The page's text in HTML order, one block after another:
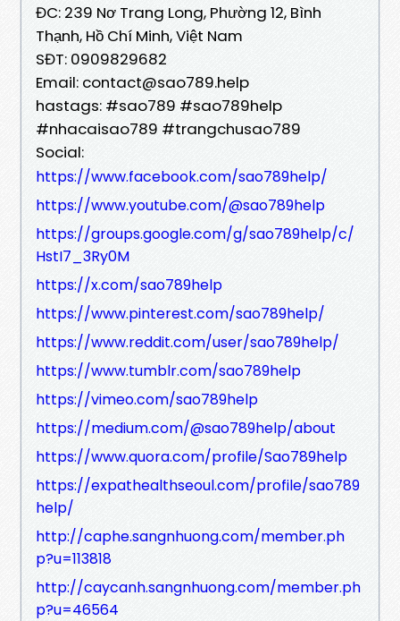
ĐC: 239 Nơ Trang Long, Phường 12, Bình
Thạnh, Hồ Chí Minh, Việt Nam
SĐT: 0909829682
Email: contact@sao789.help
hastags: #sao789 #sao789help
#nhacaisao789 #trangchusao789
Social:
https://www.facebook.com/sao789help/
https://www.youtube.com/@sao789help
https://groups.google.com/g/sao789help/c/
HstI7_3Ry0M
https://x.com/sao789help
https://www.pinterest.com/sao789help/
https://www.reddit.com/user/sao789help/
https://www.tumblr.com/sao789help
https://vimeo.com/sao789help
https://medium.com/@sao789help/about
https://www.quora.com/profile/Sao789help
https://expathealthseoul.com/profile/sao789
help/
http://caphe.sangnhuong.com/member.ph
p?u=113818
http://caycanh.sangnhuong.com/member.ph
p?u=46564